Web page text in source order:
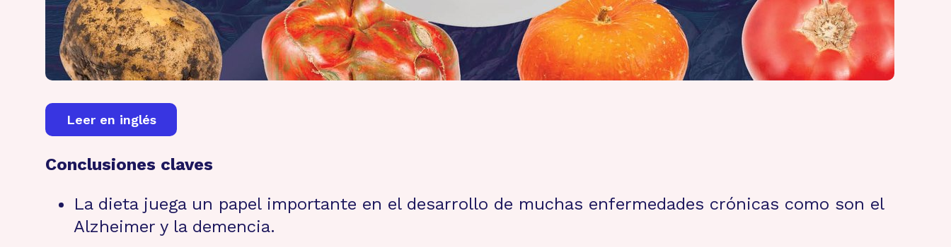
Leer en inglés
Conclusiones claves
La dieta juega un papel importante en el desarrollo de muchas enfermedades crónicas como son el
Alzheimer y la demencia.